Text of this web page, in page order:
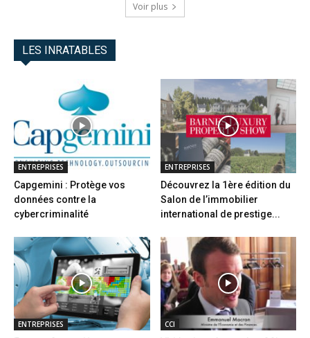
Voir plus
LES INRATABLES
ENTREPRISES
Capgemini : Protège vos
données contre la
cybercriminalité
ENTREPRISES
Découvrez la 1ère édition du
Salon de l’immobilier
international de prestige...
ENTREPRISES CCI